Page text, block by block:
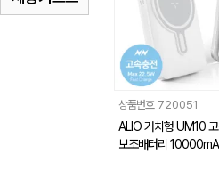
상품번호 720051
ALIO 거치형 UM10
보조배터리